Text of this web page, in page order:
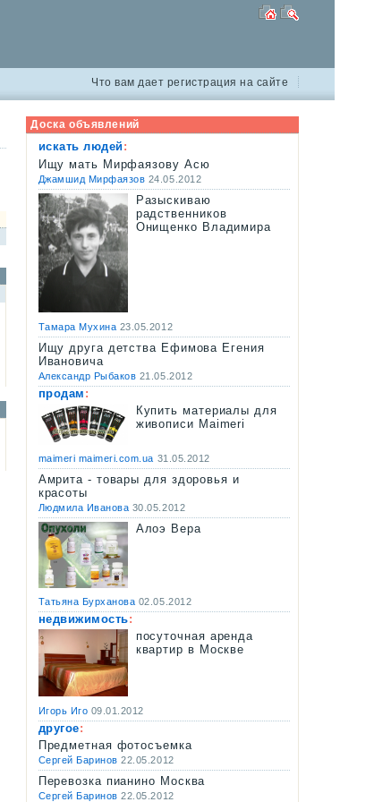
Что вам дает регистрация на сайте
Доска объявлений
искать людей:
Ищу мать Мирфаязову Асю
Джамшид Мирфаязов 24.05.2012
Разыскиваю
радственников
Онищенко Владимира
Тамара Мухина 23.05.2012
Ищу друга детства Ефимова Егения
Ивановича
Александр Рыбаков 21.05.2012
продам :
Купить материалы для
живописи Maimeri
maimeri maimeri.com.ua 31.05.2012
Амрита - товары для здоровья и
красоты
Людмила Иванова 30.05.2012
Алоэ Вера
Татьяна Бурханова 02.05.2012
недвижимость:
посуточная аренда
квартир в Москве
Игорь Иго 09.01.2012
другое:
Предметная фотосъемка
Сергей Баринов 22.05.2012
Перевозка пианино Москва
Сергей Баринов 22.05.2012